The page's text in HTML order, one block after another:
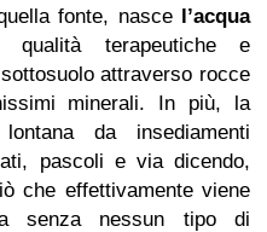
fonte, nasce l’acqua
qualità terapeutiche e
attraverso rocce
minerali. In più, la
da insediamenti
pascoli e via dicendo,
che effettivamente viene
senza nessun tipo di